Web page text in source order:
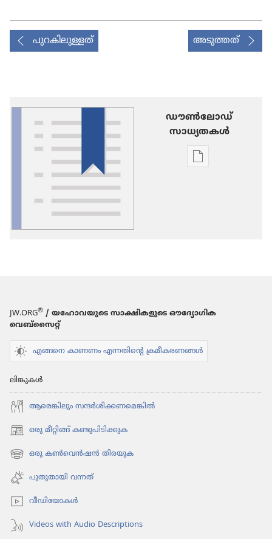
പുറകിലുള്ളത് അടുത്തത്
ഡൗണ്‍ലോഡ്
സാധ്യതകള്‍
JW.ORG® / യഹോവയുടെ സാക്ഷികളുടെ ഔദ്യോഗിക
വെബ്സൈറ്റ്
എങ്ങനെ കാണണം എന്നതിന്റെ ക്രമീകരണങ്ങൾ
ലിങ്കുകൾ
ആരെങ്കി​ലും സന്ദർശി​ക്ക​ണ​മെ​ങ്കിൽ
ഒരു മീറ്റിങ്ങ് കണ്ടുപിടിക്കുക
(പുതിയ
പേജ്
തുറക്കുക)
ഒരു കൺവെൻഷൻ തിരയുക
(പുതിയ
പേജ്
തുറക്കുക)
പുതുതായി വന്നത്‌
വീഡി​യോ​കൾ
Videos with Audio Descriptions